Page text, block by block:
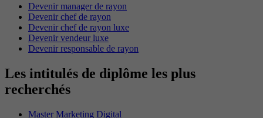
Devenir manager de rayon
Devenir chef de rayon
Devenir chef de rayon luxe
Devenir vendeur luxe
Devenir responsable de rayon
Les intitulés de diplôme les plus
recherchés
Master Marketing Digital